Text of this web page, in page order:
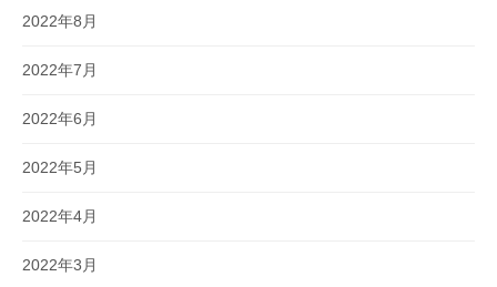
2022年8月
2022年7月
2022年6月
2022年5月
2022年4月
2022年3月